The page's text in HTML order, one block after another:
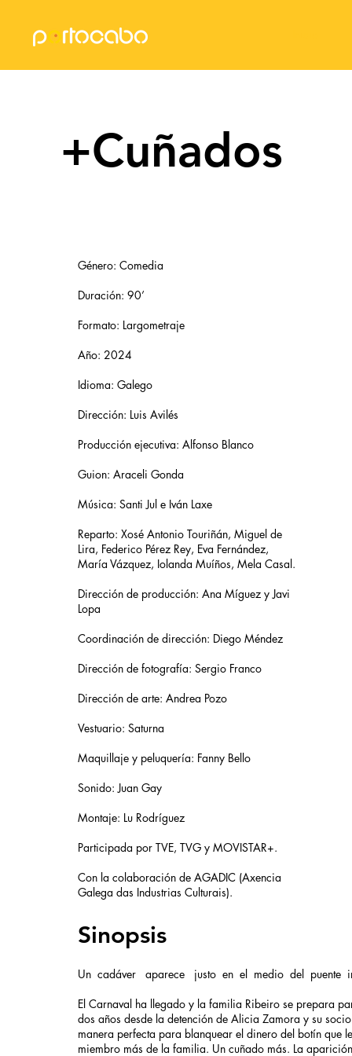
+Cuñados
Género: Comedia
Duración: 90’
Formato: Largometraje
Año: 2024
Idioma: Galego
Dirección: Luis Avilés
Producción ejecutiva: Alfonso Blanco
Guion: Araceli Gonda
Música: Santi Jul e Iván Laxe
Reparto: Xosé Antonio Touriñán, Miguel de
Lira, Federico Pérez Rey, Eva Fernández,
María Vázquez, Iolanda Muíños, Mela Casal.
Dirección de producción: Ana Míguez y Javi
Lopa
Coordinación de dirección: Diego Méndez
Dirección de fotografía: Sergio Franco
Dirección de arte: Andrea Pozo
Vestuario: Saturna
Maquillaje y peluquería: Fanny Bello
Sonido: Juan Gay
Montaje: Lu Rodríguez
Participada por TVE, TVG y MOVISTAR+.
Con la colaboración de AGADIC (Axencia
Galega das Industrias Culturais).
Sinopsis
Un cadáver aparece justo en el medio del puente
El Carnaval ha llegado y la familia Ribeiro se prepara
dos años desde la detención de Alicia Zamora y su
manera perfecta para blanquear el dinero del botín que
miembro más de la familia. Un cuñado más. La